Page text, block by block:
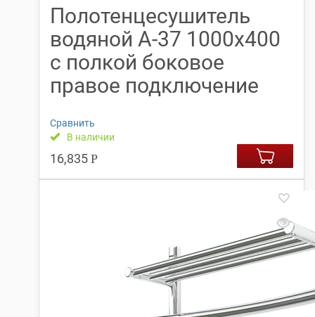
Полотенцесушитель
водяной А-37 1000х400
с полкой боковое
правое подключение
Сравнить
В наличии
16,835 Р